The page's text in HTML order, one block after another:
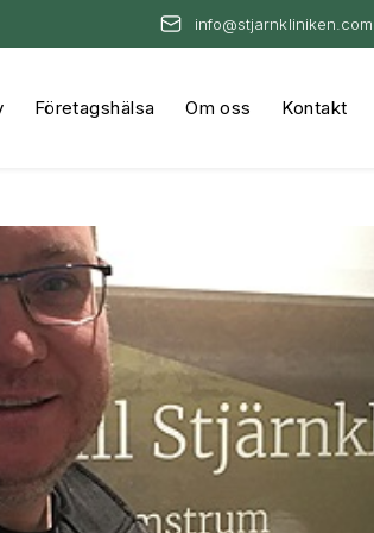
info@stjarnkliniken.com
Företagshälsa Om oss Kontakt